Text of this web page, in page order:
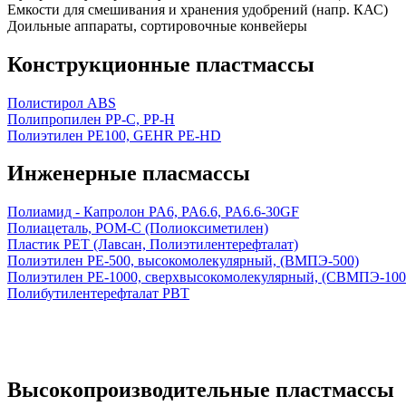
Емкости для смешивания и хранения удобрений (напр. КАС)
Доильные аппараты, сортировочные конвейеры
Конструкционные пластмассы
Полистирол ABS
Полипропилен PP-C, PP-H
Полиэтилен PE100, GEHR PE-HD
Инженерные пласмассы
Полиамид - Капролон PA6, PA6.6, PA6.6-30GF
Полиацеталь, POM-C (Полиоксиметилен)
Пластик PET (Лавсан, Полиэтилентерефталат)
Полиэтилен PE-500, высокомолекулярный, (ВМПЭ-500)
Полиэтилен PE-1000, сверхвысокомолекулярный, (СВМПЭ-
Полибутилентерефталат PBT
Высокопроизводительные пластмассы